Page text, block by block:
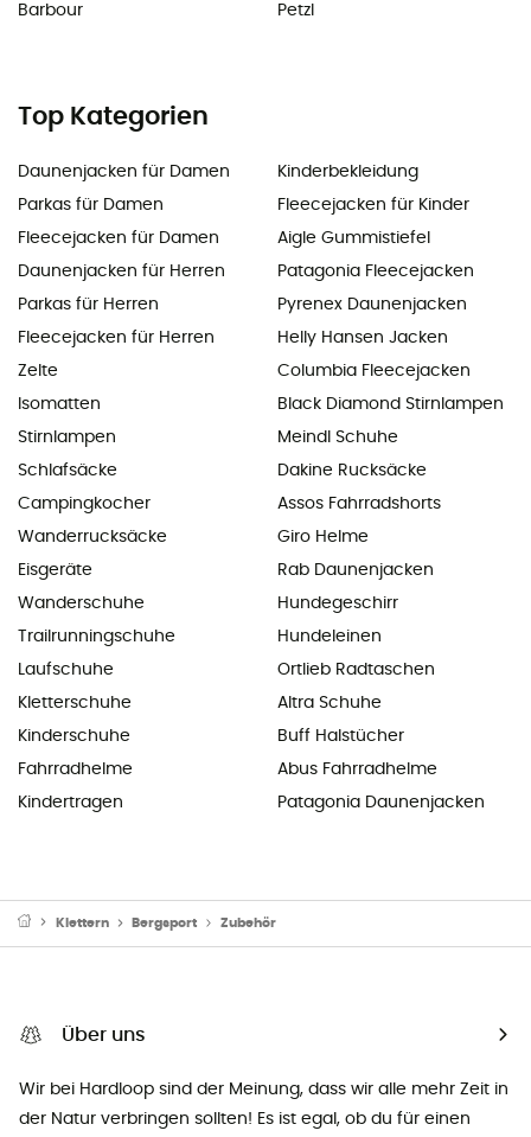
Barbour
Petzl
Top Kategorien
Daunenjacken für Damen
Parkas für Damen
Fleecejacken für Damen
Daunenjacken für Herren
Parkas für Herren
Fleecejacken für Herren
Zelte
Isomatten
Stirnlampen
Schlafsäcke
Campingkocher
Wanderrucksäcke
Eisgeräte
Wanderschuhe
Trailrunningschuhe
Laufschuhe
Kletterschuhe
Kinderschuhe
Fahrradhelme
Kindertragen
Kinderbekleidung
Fleecejacken für Kinder
Aigle Gummistiefel
Patagonia Fleecejacken
Pyrenex Daunenjacken
Helly Hansen Jacken
Columbia Fleecejacken
Black Diamond Stirnlampen
Meindl Schuhe
Dakine Rucksäcke
Assos Fahrradshorts
Giro Helme
Rab Daunenjacken
Hundegeschirr
Hundeleinen
Ortlieb Radtaschen
Altra Schuhe
Buff Halstücher
Abus Fahrradhelme
Patagonia Daunenjacken
Klettern Bergsport Zubehör
Über uns
Wir bei Hardloop sind der Meinung, dass wir alle mehr Zeit in
der Natur verbringen sollten! Es ist egal, ob du für einen